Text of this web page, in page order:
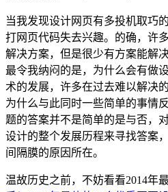
当我发现设计网页有多投机取巧
打网页代码失去兴趣。的确，许
解决方案，但是很少有方案能解
最令我纳闷的是，为什么会有做
术的发展，许多在过去难以解决
为什么与此同时一些简单的事情
题的答案并不是简单的是与否，
设计的整个发展历程来寻找答案
间隔膜的原因所在。
温故历史之前，不妨看看2014年